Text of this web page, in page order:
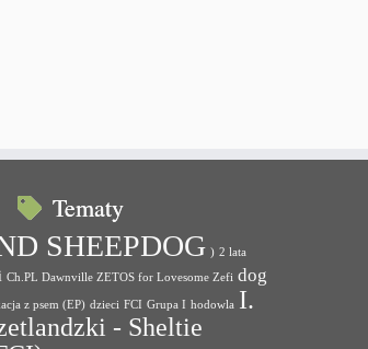
Tematy
SHEEPDOG ) 2 lata
Ch.PL Dawnville ZETOS for Lovesome Zefi dog
z psem (EP) dzieci FCI Grupa I hodowla I.
- Sheltie